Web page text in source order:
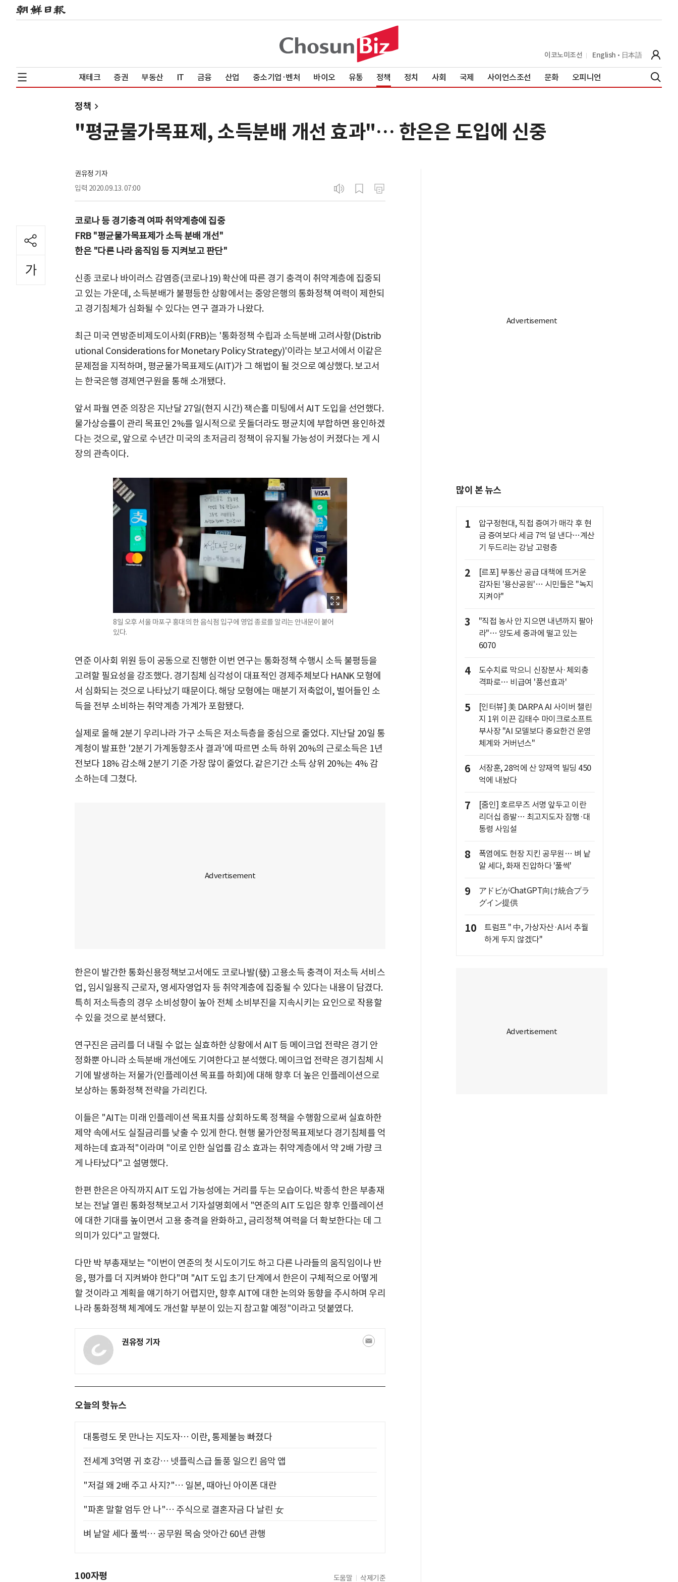
이코노미조선 English 日本語
재테크 증권 부동산 IT 금융 산업 중소기업·벤처 바이오 유통 정책 정치 사회 국제 사이언스조선 문화 오피니언
정책
"평균물가목표제, 소득분배 개선 효과"… 한은은 도입에 신중
권유정 기자
입력 2020.09.13. 07:00
코로나 등 경기충격 여파 취약계층에 집중
FRB "평균물가목표제가 소득 분배 개선"
한은 "다른 나라 움직임 등 지켜보고 판단"
신종 코로나 바이러스 감염증(코로나19) 확산에 따른 경기 충격이 취약계층에 집중되
고 있는 가운데, 소득분배가 불평등한 상황에서는 중앙은행의 통화정책 여력이 제한되
고 경기침체가 심화될 수 있다는 연구 결과가 나왔다.
최근 미국 연방준비제도이사회(FRB)는 '통화정책 수립과 소득분배 고려사항(Distrib
utional Considerations for Monetary Policy Strategy)'이라는 보고서에서 이같은
문제점을 지적하며, 평균물가목표제도(AIT)가 그 해법이 될 것으로 예상했다. 보고서
는 한국은행 경제연구원을 통해 소개됐다.
앞서 파월 연준 의장은 지난달 27일(현지 시간) 잭슨홀 미팅에서 AIT 도입을 선언했다.
물가상승률이 관리 목표인 2%를 일시적으로 웃돌더라도 평균치에 부합하면 용인하겠
다는 것으로, 앞으로 수년간 미국의 초저금리 정책이 유지될 가능성이 커졌다는 게 시
장의 관측이다.
8일 오후 서울 마포구 홍대의 한 음식점 입구에 영업 종료를 알리는 안내문이 붙어
있다.
연준 이사회 위원 등이 공동으로 진행한 이번 연구는 통화정책 수행시 소득 불평등을
고려할 필요성을 강조했다. 경기침체 심각성이 대표적인 경제주체보다 HANK 모형에
서 심화되는 것으로 나타났기 때문이다. 해당 모형에는 매분기 저축없이, 벌어들인 소
득을 전부 소비하는 취약계층 가계가 포함됐다.
실제로 올해 2분기 우리나라 가구 소득은 저소득층을 중심으로 줄었다. 지난달 20일 통
계청이 발표한 '2분기 가계동향조사 결과'에 따르면 소득 하위 20%의 근로소득은 1년
전보다 18% 감소해 2분기 기준 가장 많이 줄었다. 같은기간 소득 상위 20%는 4% 감
소하는데 그쳤다.
한은이 발간한 통화신용정책보고서에도 코로나발(發) 고용소득 충격이 저소득 서비스
업, 임시일용직 근로자, 영세자영업자 등 취약계층에 집중될 수 있다는 내용이 담겼다.
특히 저소득층의 경우 소비성향이 높아 전체 소비부진을 지속시키는 요인으로 작용할
수 있을 것으로 분석됐다.
연구진은 금리를 더 내릴 수 없는 실효하한 상황에서 AIT 등 메이크업 전략은 경기 안
정화뿐 아니라 소득분배 개선에도 기여한다고 분석했다. 메이크업 전략은 경기침체 시
기에 발생하는 저물가(인플레이션 목표를 하회)에 대해 향후 더 높은 인플레이션으로
보상하는 통화정책 전략을 가리킨다.
이들은 "AIT는 미래 인플레이션 목표치를 상회하도록 정책을 수행함으로써 실효하한
제약 속에서도 실질금리를 낮출 수 있게 한다. 현행 물가안정목표제보다 경기침체를 억
제하는데 효과적"이라며 "이로 인한 실업률 감소 효과는 취약계층에서 약 2배 가량 크
게 나타났다"고 설명했다.
한편 한은은 아직까지 AIT 도입 가능성에는 거리를 두는 모습이다. 박종석 한은 부총재
보는 전날 열린 통화정책보고서 기자설명회에서 "연준의 AIT 도입은 향후 인플레이션
에 대한 기대를 높이면서 고용 충격을 완화하고, 금리정책 여력을 더 확보한다는 데 그
의미가 있다"고 말했다.
다만 박 부총재보는 "이번이 연준의 첫 시도이기도 하고 다른 나라들의 움직임이나 반
응, 평가를 더 지켜봐야 한다"며 "AIT 도입 초기 단계에서 한은이 구체적으로 어떻게
할 것이라고 계획을 얘기하기 어렵지만, 향후 AIT에 대한 논의와 동향을 주시하며 우리
나라 통화정책 체계에도 개선할 부분이 있는지 참고할 예정"이라고 덧붙였다.
권유정 기자
오늘의 핫뉴스
대통령도 못 만나는 지도자… 이란, 통제불능 빠졌다
전세계 3억명 귀 호강… 넷플릭스급 돌풍 일으킨 음악 앱
"저걸 왜 2배 주고 사지?"… 일본, 때아닌 아이폰 대란
"파혼 말할 엄두 안 나"… 주식으로 결혼자금 다 날린 女
벼 낱알 세다 풀썩… 공무원 목숨 앗아간 60년 관행
100자평 도움말 삭제기준
많이 본 뉴스
1
압구정현대, 직접 증여가 매각 후 현
금 증여보다 세금 7억 덜 낸다…계산
기 두드리는 강남 고령층
2
[르포] 부동산 공급 대책에 뜨거운
감자된 '용산공원'… 시민들은 "녹지
지켜야"
3
"직접 농사 안 지으면 내년까지 팔아
라"… 양도세 중과에 떨고 있는
6070
4
도수치료 막으니 신장분사·체외충
격파로… 비급여 '풍선효과'
5
[인터뷰] 美 DARPA AI 사이버 챌린
지 1위 이끈 김태수 마이크로소프트
부사장 "AI 모델보다 중요한건 운영
체계와 거버넌스"
6
서장훈, 28억에 산 양재역 빌딩 450
억에 내놨다
7
[줌인] 호르무즈 서명 앞두고 이란
리더십 증발… 최고지도자 잠행·대
통령 사임설
8
폭염에도 현장 지킨 공무원… 벼 낱
알 세다, 화재 진압하다 '풀썩'
9
アドビがChatGPT向け統合プラ
グイン提供
10
트럼프 " 中, 가상자산·AI서 추월
하게 두지 않겠다"